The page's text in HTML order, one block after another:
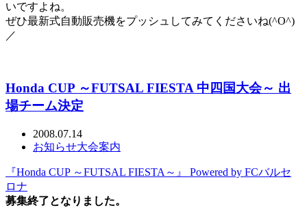
いですよね。
ぜひ最新式自動販売機をプッシュしてみてくださいね(^O^)
／
Honda CUP ～FUTSAL FIESTA 中四国大会～ 出
場チーム決定
2008.07.14
お知らせ大会案内
『Honda CUP ～FUTSAL FIESTA～』 Powered by FCバルセ
ロナ
募集終了となりました。